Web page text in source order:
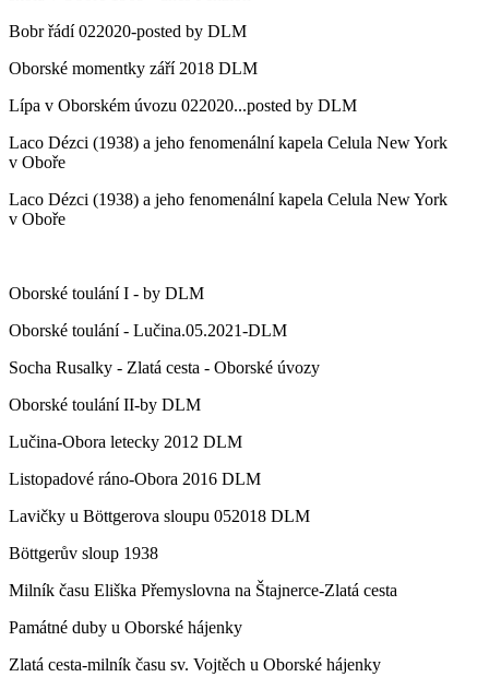
Bobr řádí 022020-posted by DLM
Oborské momentky září 2018 DLM
Lípa v Oborském úvozu 022020...posted by DLM
Laco Dézci (1938) a jeho fenomenální kapela Celula New York
v Oboře
Laco Dézci (1938) a jeho fenomenální kapela Celula New York
v Oboře
Oborské toulání I - by DLM
Oborské toulání - Lučina.05.2021-DLM
Socha Rusalky - Zlatá cesta - Oborské úvozy
Oborské toulání II-by DLM
Lučina-Obora letecky 2012 DLM
Listopadové ráno-Obora 2016 DLM
Lavičky u Böttgerova sloupu 052018 DLM
Böttgerův sloup 1938
Milník času Eliška Přemyslovna na Štajnerce-Zlatá cesta
Památné duby u Oborské hájenky
Zlatá cesta-milník času sv. Vojtěch u Oborské hájenky